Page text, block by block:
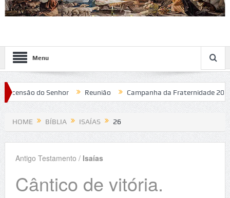
Menu
do Senhor Reunião Campanha da Fraternidade 2020
HOME BÍBLIA ISAÍAS 26
Antigo Testamento / Isaías
Cântico de vitória.